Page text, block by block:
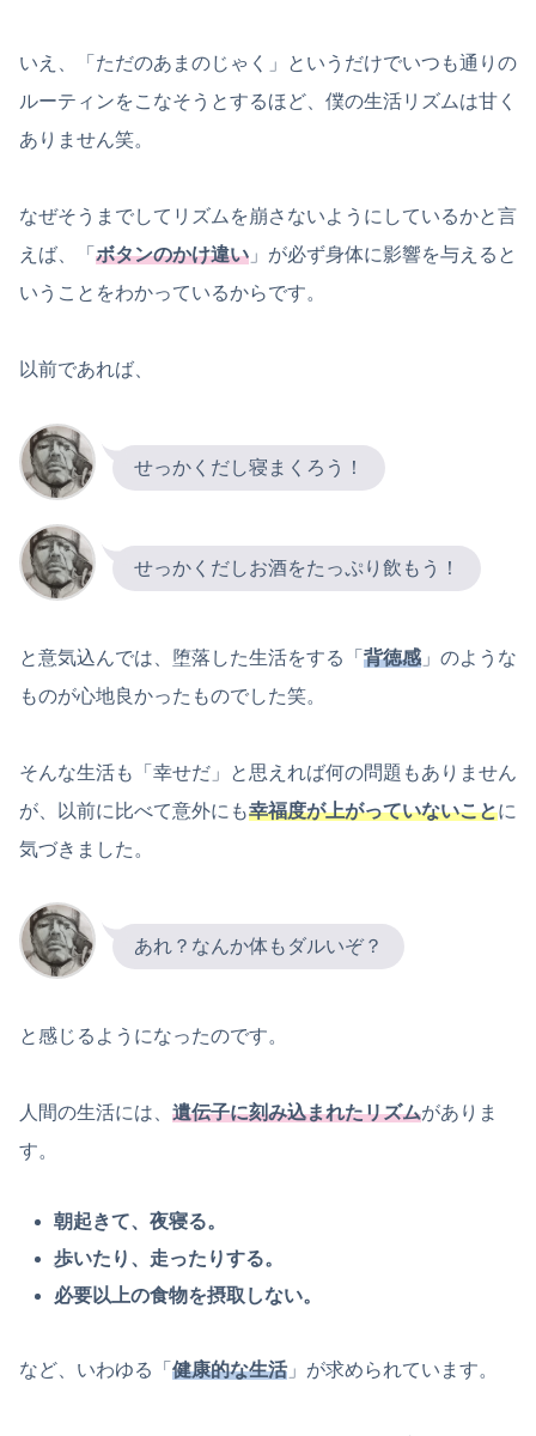
いえ、「ただのあまのじゃく」というだけでいつも通りの
ルーティンをこなそうとするほど、僕の生活リズムは甘く
ありません笑。
なぜそうまでしてリズムを崩さないようにしているかと言
えば、「 ボタンのかけ違い 」が必ず身体に影響を与えると
いうことをわかっているからです。
以前であれば、
せっかくだし寝まくろう！
せっかくだしお酒をたっぷり飲もう！
と意気込んでは、堕落した生活をする「 背徳感 」のような
ものが心地良かったものでした笑。
そんな生活も「幸せだ」と思えれば何の問題もありません
が、以前に比べて意外にも幸福度が上がっていないことに
気づきました。
あれ？なんか体もダルいぞ？
と感じるようになったのです。
人間の生活には、 遺伝子に刻み込まれたリズムがありま
す。
朝起きて、夜寝る。
歩いたり、走ったりする。
必要以上の食物を摂取しない。
など、いわゆる「 健康的な生活」が求められています。